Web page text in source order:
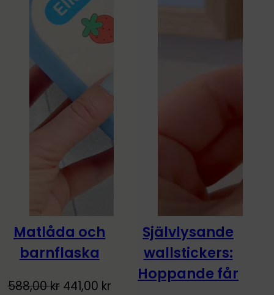
-25%
Matlåda och
barnflaska
588,00kr 441,00 kr
-20%
Lyser i mörkret!
Självlysande
wallstickers:
Hoppande får